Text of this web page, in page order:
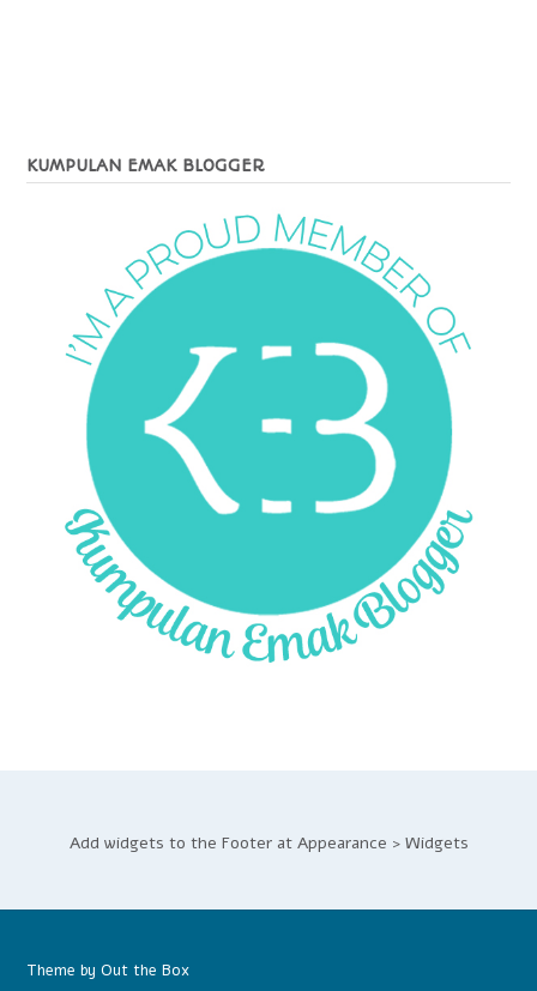
KUMPULAN EMAK BLOGGER
Add widgets to the Footer at Appearance > Widgets
Theme by Out the Box